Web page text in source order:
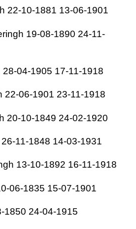
22-10-1881 13-06-1901
19-08-1890 24-11-
04-1905 17-11-1918
22-06-1901 23-11-1918
20-10-1849 24-02-1920
11-1848 14-03-1931
13-10-1892 16-11-1918
06-1835 15-07-1901
1850 24-04-1915